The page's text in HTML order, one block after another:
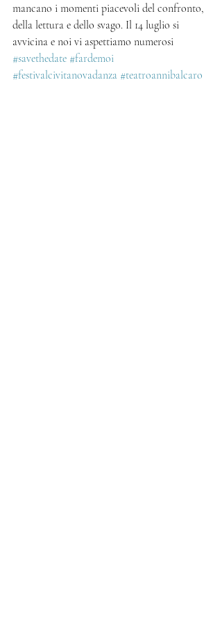
mancano i momenti piacevoli del confronto,
della lettura e dello svago. Il 14 luglio si
avvicina e noi vi aspettiamo numerosi
#savethedate #fardemoi
#festivalcivitanovadanza #teatroannibalcaro